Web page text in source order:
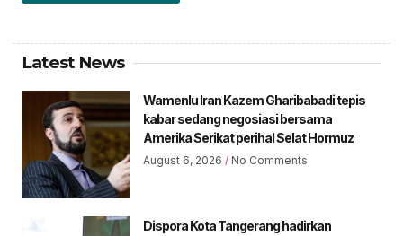
Latest News
Wamenlu Iran Kazem Gharibabadi tepis
kabar sedang negosiasi bersama
Amerika Serikat perihal Selat Hormuz
August 6, 2026 No Comments
Dispora Kota Tangerang hadirkan